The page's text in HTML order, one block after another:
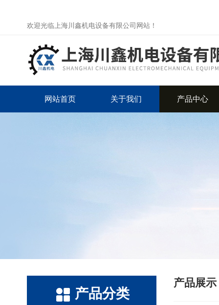
欢迎光临上海川鑫机电设备有限公司网站！
网站首页 关于我们 产品中心
产品分类
产品展示